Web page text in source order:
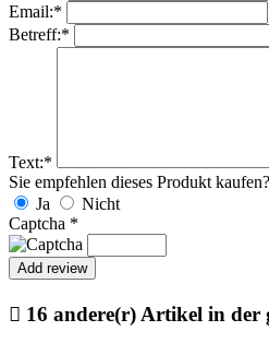
Email:*
Betreff:*
Text:*
Sie empfehlen dieses Produkt kaufen?
Ja
Nicht
Captcha *
 16 andere(r) Artikel in der